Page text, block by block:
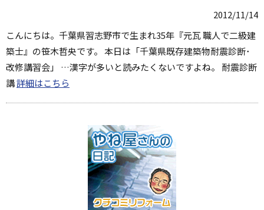
2012/11/14
こんにちは。千葉県習志野市で生まれ35年『元瓦 職人で二級建
築士』の笹木哲央です。 本日は「千葉県既存建築物耐震診断･
改修講習会」 …漢字が多いと読みたくないですよね。 耐震診断
講詳細はこちら